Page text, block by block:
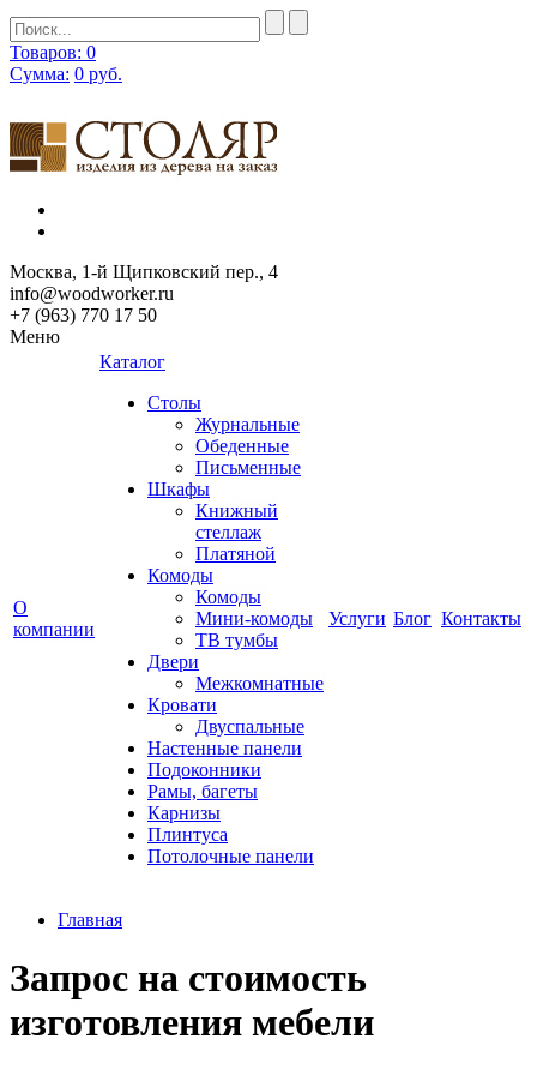
Товаров: 0
Сумма: 0 руб.
Москва, 1-й Щипковский пер., 4
info@woodworker.ru
+7 (963) 770 17 50
Меню
О
компании
Каталог
Столы
Журнальные
Обеденные
Письменные
Шкафы
Книжный
стеллаж
Платяной
Комоды
Комоды
Мини-комоды
ТВ тумбы
Двери
Межкомнатные
Кровати
Двуспальные
Настенные панели
Подоконники
Рамы, багеты
Карнизы
Плинтуса
Потолочные панели
Услуги Блог Контакты
Главная
Запрос на стоимость
изготовления мебели